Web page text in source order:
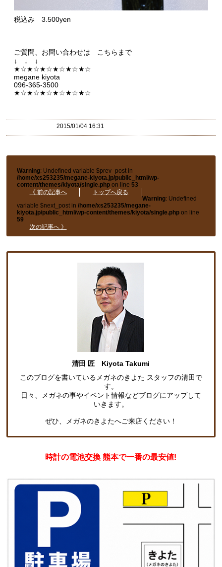
税込み 3.500yen
ご質問、お問い合わせは こちらまで
↓ ↓ ↓
★☆★☆★☆★☆★☆★☆
megane kiyota
096-365-3500
★☆★☆★☆★☆★☆★☆
2015/01/04 16:31
Warning: Undefined variable $prev_post in
/home/xs253235/megane-kiyota.jp/public_html/wp-
content/themes/kiyota/single.php on line53
《 前の記事へ
トップへ戻る
Warning: Undefined
variable $next_post in/home/xs253235/megane-
kiyota.jp/public_html/wp-content/themes/kiyota/single.php on line
59
次の記事へ 》
清田 匠 Kiyota Takumi
このブログを書いているメガネのきよた スタッフの清田で
す。
日々、メガネの事やイベント情報などブログにアップして
いきます。
ぜひ、メガネのきよたへご来店ください！
時計の電池交換 熊本で一番の最安値!